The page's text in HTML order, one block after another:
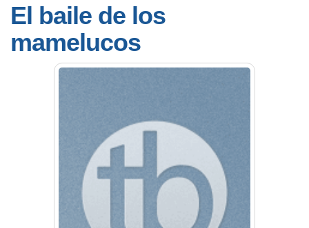
El baile de los
mamelucos